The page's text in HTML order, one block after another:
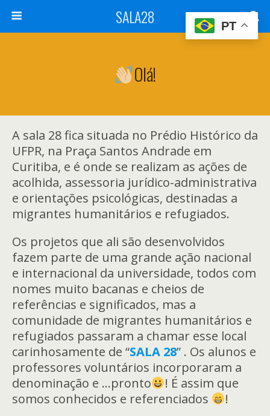
SALA28
Olá!
A sala 28 fica situada no Prédio Histórico da
UFPR, na Praça Santos Andrade em
Curitiba, e é onde se realizam as ações de
acolhida, assessoria jurídico-administrativa
e orientações psicológicas, destinadas a
migrantes humanitários e refugiados.
Os projetos que ali são desenvolvidos
fazem parte de uma grande ação nacional
e internacional da universidade, todos com
nomes muito bacanas e cheios de
referências e significados, mas a
comunidade de migrantes humanitários e
refugiados passaram a chamar esse local
carinhosamente de “SALA 28” . Os alunos e
professores voluntários incorporaram a
denominação e …pronto
! É assim que
somos conhecidos e referenciados
!
PT